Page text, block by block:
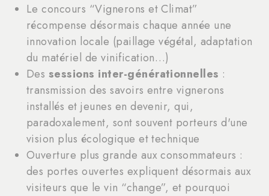
Le concours “Vignerons et Climat”
récompense désormais chaque année une
innovation locale (paillage végétal, adaptation
du matériel de vinification…)
Des sessions inter-générationnelles :
transmission des savoirs entre vignerons
installés et jeunes en devenir, qui,
paradoxalement, sont souvent porteurs d'une
vision plus écologique et technique
Ouverture plus grande aux consommateurs :
des portes ouvertes expliquent désormais aux
visiteurs que le vin “change”, et pourquoi